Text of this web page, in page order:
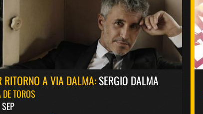
RITORNO A VIA DALMA:SERGIO DALMA
TOROS